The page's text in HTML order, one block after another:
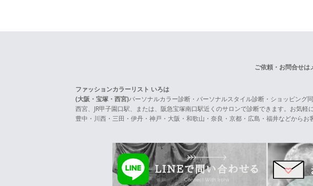
ご依頼・お問合せは
ファッションカラーリスト いろは
(大阪・宝塚・西宮)パーソナルカラー診断・パーソナルスタイル診断・ショッピング
西宮、JR甲子園口駅、または、阪急宝塚南口駅近くのサロンで診断できます。お気軽
豊中・川西・三田・伊丹・神戸・大阪・和歌山・奈良・京都・広島・福井などからお